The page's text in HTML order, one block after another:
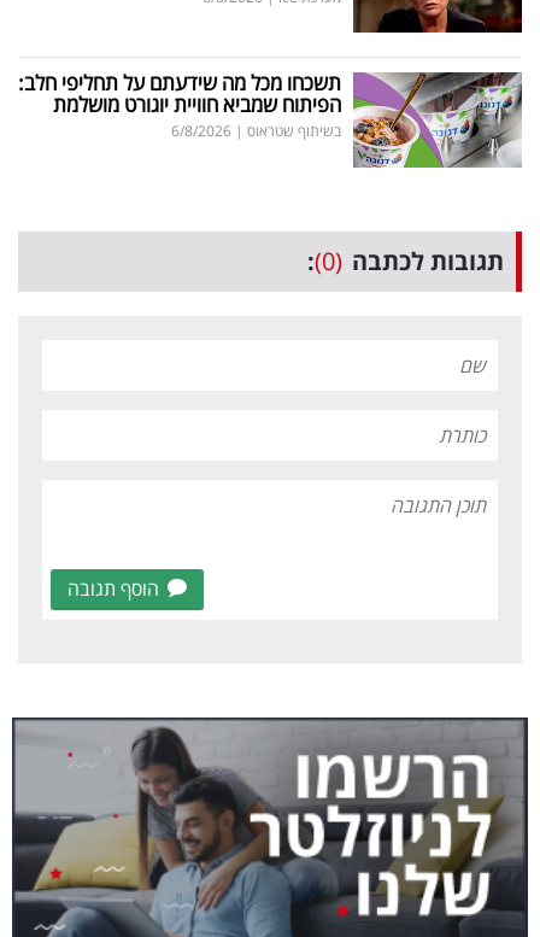
תשכחו מכל מה שידעתם על תחליפי חלב:
הפיתוח שמביא חוויית יוגורט מושלמת
בשיתוף שטראוס |
6/8/2026
תגובות לכתבה (0)
:
הוסף תגובה